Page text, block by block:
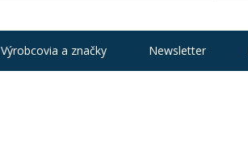
Výrobcovia a značky Newsletter